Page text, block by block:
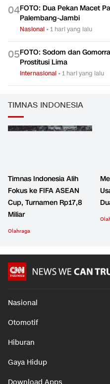
04FOTO: Dua Pekan Macet
Palembang-Jambi
Nasional •1 hari yang lalu
05FOTO: Sodom dan
Prostitusi Lima
Internasional •1 hari yang lalu
TIMNAS INDONESIA
Timnas Indonesia Alih
Fokus ke FIFA ASEAN
Cup, Turnamen Rp17,8
Miliar
Olahraga
Nasional
Otomotif
Hiburan
Gaya Hidup
Download Apps